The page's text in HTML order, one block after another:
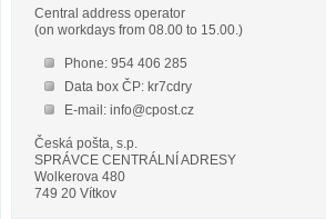
Central address operator
(on workdays from 08.00 to 15.00.)
Phone: 954 406 285
Data box ČP: kr7cdry
E-mail: info@cpost.cz
Česká pošta, s.p.
SPRÁVCE CENTRÁLNÍ ADRESY
Wolkerova 480
749 20 Vítkov